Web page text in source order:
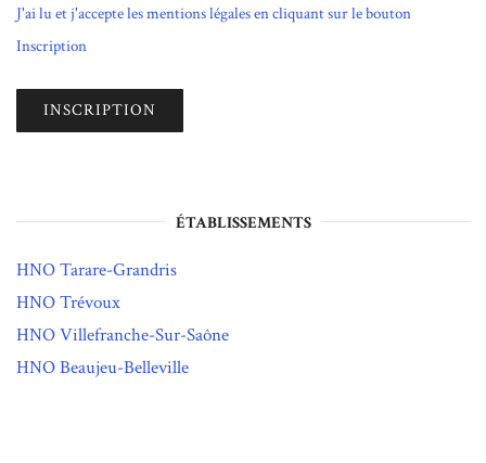
J'ai lu et j'accepte les mentions légales en cliquant sur le bouton
Inscription
ÉTABLISSEMENTS
HNO Tarare-Grandris
HNO Trévoux
HNO Villefranche-Sur-Saône
HNO Beaujeu-Belleville